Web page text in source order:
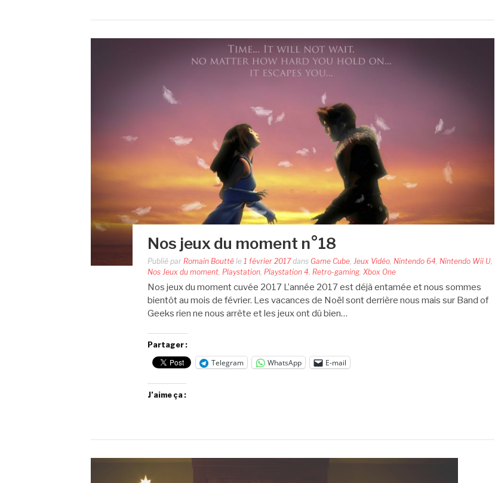
Nos jeux du moment n°18
Publié par Romain Boutté le 1 février 2017dans Game Cube Jeux Vidéo Nintendo 64 Nintendo Wii U
Nos Jeux du moment Playstation Playstation 4 Retro-gaming, Xbox One
Nos jeux du moment cuvée 2017 L’année 2017 est déjà entamée et nous sommes
bientôt au mois de février. Les vacances de Noël sont derrière nous mais sur Band of
Geeks rien ne nous arrête et les jeux ont dû bien…
Partager :
Telegram WhatsApp E-mail
J’aime ça :